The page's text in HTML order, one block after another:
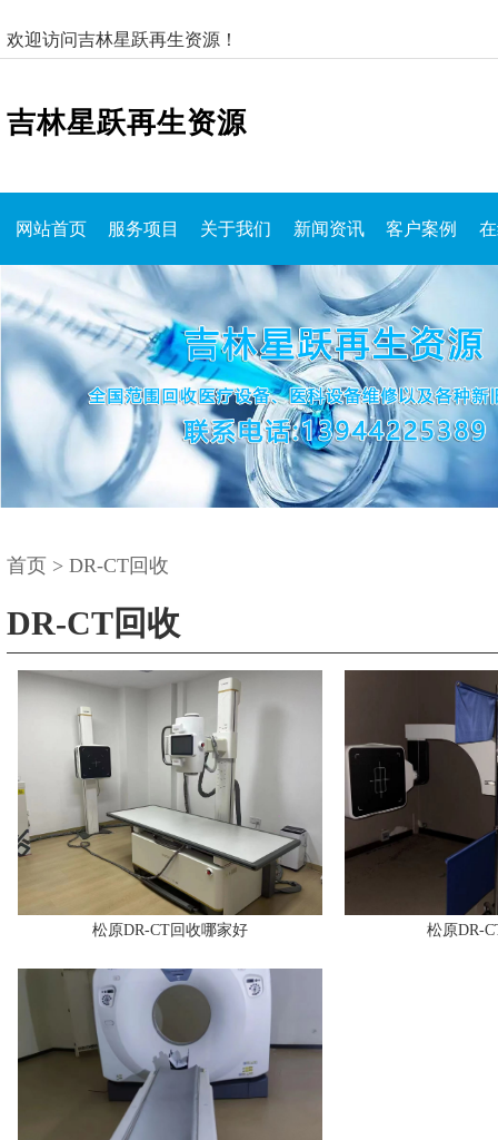
欢迎访问吉林星跃再生资源！
吉林星跃再生资源
网站首页 服务项目 关于我们 新闻资讯 客户案例
首页 > DR-CT回收
DR-CT回收
松原DR-CT回收哪家好 松原DR-